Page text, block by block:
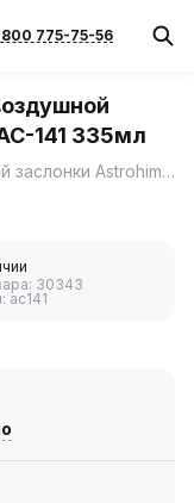
800 775-75-56
141 335мл
Очиститель карбюратора и воздушной заслонки Astrohim эффективно и без демонтажа позволяет очистить карбюратор от всех видов углеводородных отложений (нагар, смолы, масляную пленку и т.
30343
ac141